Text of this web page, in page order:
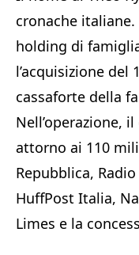
cronache italiane.
holding di
l’acquisizione del
cassaforte della
Nell’operazione,
attorno ai 110
Repubblica,
HuffPost Italia,
Limes e la